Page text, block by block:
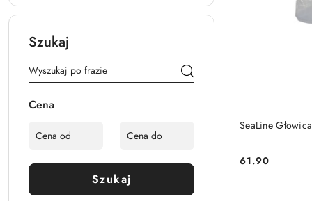
Szukaj
Cena
Szukaj
SeaLine
Cena:
61.90